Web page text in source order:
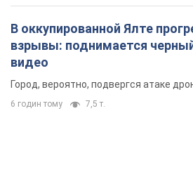
В оккупированной Ялте
взрывы: поднимается
видео
Город, вероятно, подвергся атаке
6 годин тому 7,5 т.